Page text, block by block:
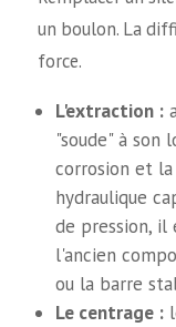
un boulon. La
force.
L'extraction :
"soude" à
corrosion et la
hydraulique
de pression, il
l'ancien
ou la barre
Le centrage :